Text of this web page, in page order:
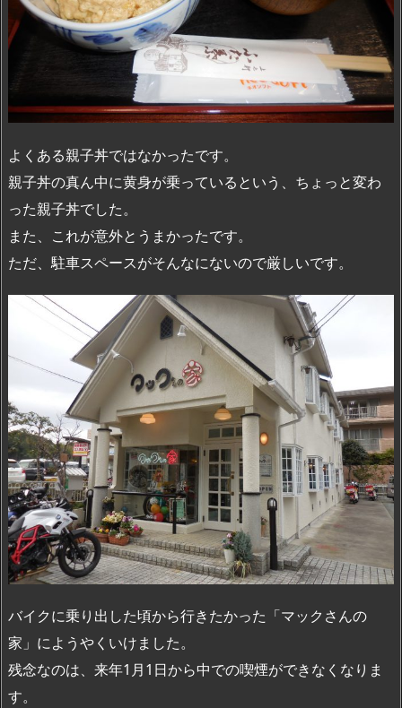
よくある親子丼ではなかったです。
親子丼の真ん中に黄身が乗っているという、ちょっと変わ
った親子丼でした。
また、これが意外とうまかったです。
ただ、駐車スペースがそんなにないので厳しいです。
バイクに乗り出した頃から行きたかった「マックさんの
家」にようやくいけました。
残念なのは、来年1月1日から中での喫煙ができなくなりま
す。